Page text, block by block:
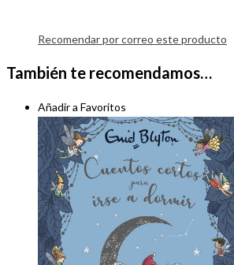
Recomendar por correo este producto
También te recomendamos…
Añadir a Favoritos